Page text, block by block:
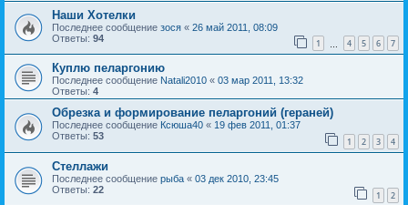
Наши Хотелки
Последнее сообщение зося « 26 май 2011, 08:09
Ответы: 94 1 4 5 6 7
Куплю пеларгонию
Последнее сообщение Natali2010 « 03 мар 2011, 13:32
Ответы: 4
Обрезка и формирование пеларгоний (гераней)
Последнее сообщение Ксюша40 « 19 фев 2011, 01:37
Ответы: 53 1 2 3 4
Стеллажи
Последнее сообщение рыба « 03 дек 2010, 23:45
Ответы: 22 1 2